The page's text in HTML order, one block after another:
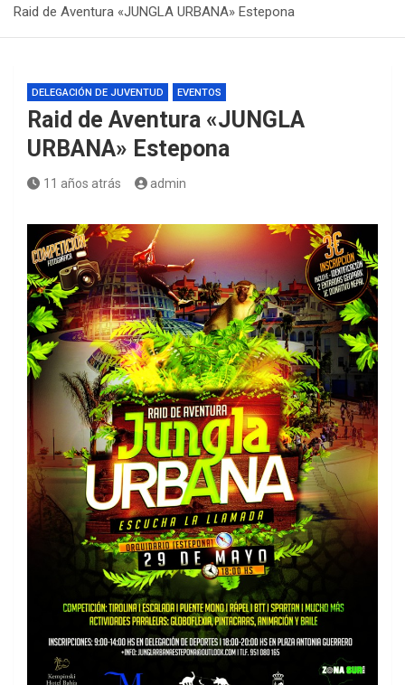
Raid de Aventura «JUNGLA URBANA» Estepona
DELEGACIÓN DE JUVENTUD EVENTOS
Raid de Aventura «JUNGLA
URBANA» Estepona
11 años atrás admin